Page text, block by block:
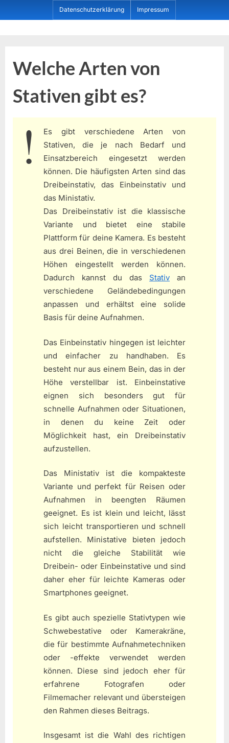
to
Datenschutzerklärung Impressum
Welche Arten von
Stativen gibt es?
Es gibt verschiedene Arten von
Stativen, die je nach Bedarf und
Einsatzbereich eingesetzt werden
können. Die häufigsten Arten sind das
Dreibeinstativ, das Einbeinstativ und
das Ministativ.
Das Dreibeinstativ ist die klassische
Variante und bietet eine stabile
Plattform für deine Kamera. Es besteht
aus drei Beinen, die in verschiedenen
Höhen eingestellt werden können.
Dadurch kannst du das Stativ an
verschiedene Geländebedingungen
anpassen und erhältst eine solide
Basis für deine Aufnahmen.
Das Einbeinstativ hingegen ist leichter
und einfacher zu handhaben. Es
besteht nur aus einem Bein, das in der
Höhe verstellbar ist. Einbeinstative
eignen sich besonders gut für
schnelle Aufnahmen oder Situationen,
in denen du keine Zeit oder
Möglichkeit hast, ein Dreibeinstativ
aufzustellen.
Das Ministativ ist die kompakteste
Variante und perfekt für Reisen oder
Aufnahmen in beengten Räumen
geeignet. Es ist klein und leicht, lässt
sich leicht transportieren und schnell
aufstellen. Ministative bieten jedoch
nicht die gleiche Stabilität wie
Dreibein- oder Einbeinstative und sind
daher eher für leichte Kameras oder
Smartphones geeignet.
Es gibt auch spezielle Stativtypen wie
Schwebestative oder Kamerakräne,
die für bestimmte Aufnahmetechniken
oder -effekte verwendet werden
können. Diese sind jedoch eher für
erfahrene Fotografen oder
Filmemacher relevant und übersteigen
den Rahmen dieses Beitrags.
Insgesamt ist die Wahl des richtigen